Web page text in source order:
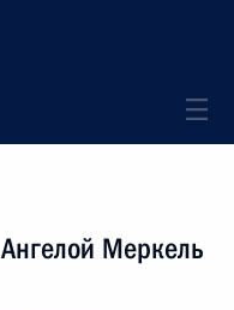
Меркель